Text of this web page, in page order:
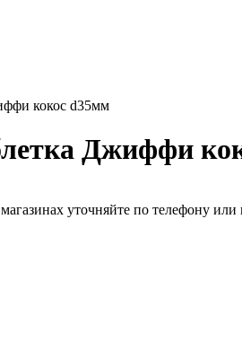
кокос d35мм
Джиффи
уточняйте по телефону или